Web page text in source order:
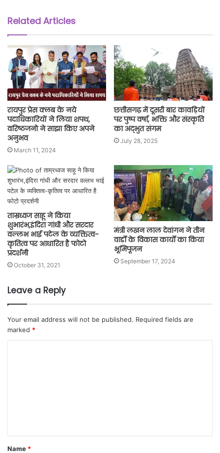
Related Articles
रायपुर प्रेस क्लब के नये
पदाधिकारियों ने लिया शपथ,
वरिष्ठजनो ने साझा किए अपने
अनुभव
March 11, 2024
छत्तीसगढ़ में दूसरी बार कावड़ियों
पर पुष्प वर्षा, भक्ति और संस्कृति
का अद्भुत संगम
July 28, 2025
ताम्रध्वज साहू ने किया
शुभारंभ,इंदिरा गांधी और सरदार
वल्लभ भाई पटेल के व्यक्तित्व-
कृतित्व पर आधारित है फोटो
प्रदर्शनी
October 31, 2021
मंत्री लखन लाल देवांगन ने तीन
वार्डों के विकास कार्यों का किया
भूमिपूजन
September 17, 2024
Leave a Reply
Your email address will not be published. Required fields are
marked *
Name *